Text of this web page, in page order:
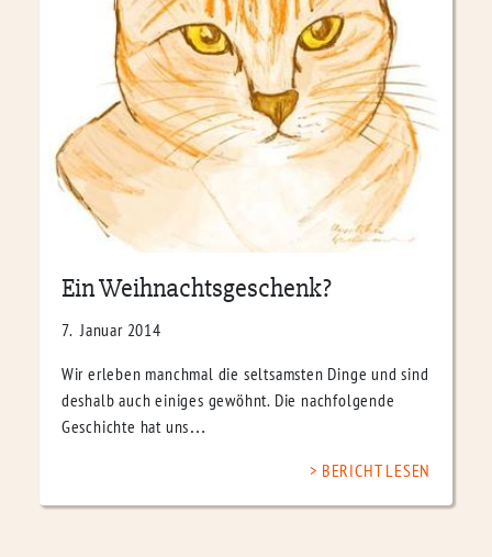
Ein Weihnachtsgeschenk?
7. Januar 2014
Wir erleben manchmal die seltsamsten Dinge und sind
deshalb auch einiges gewöhnt. Die nachfolgende
Geschichte hat uns…
BERICHT LESEN